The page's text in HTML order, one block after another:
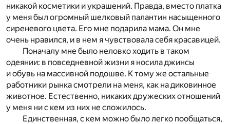
никакой косметики и украшений. Правда, вместо платка
у меня был огромный шелковый палантин насыщенного
сиреневого цвета. Его мне подарила мама. Он мне
очень нравился, и в нем я чувствовала себя красавицей.
Поначалу мне было неловко ходить в таком
одеянии: в повседневной жизни я носила джинсы
и обувь на массивной подошве. К тому же остальные
работники рынка смотрели на меня, как на диковинное
животное. Естественно, никаких дружеских отношений
у меня ни с кем из них не сложилось.
Единственная, с кем можно было легко пообщаться,